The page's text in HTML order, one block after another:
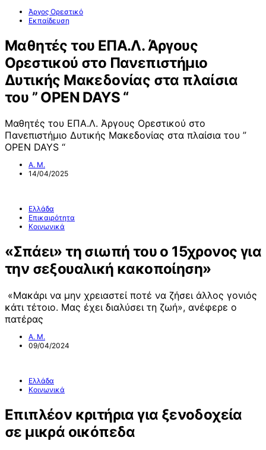
Άργος Ορεστικό
Εκπαίδευση
Μαθητές του ΕΠΑ.Λ. Άργους
Ορεστικού στο Πανεπιστήμιο
Δυτικής Μακεδονίας στα πλαίσια
του ” OPEN DAYS “
Μαθητές του ΕΠΑ.Λ. Άργους Ορεστικού στο
Πανεπιστήμιο Δυτικής Μακεδονίας στα πλαίσια του ”
OPEN DAYS “
Α. Μ.
14/04/2025
Ελλάδα
Επικαιρότητα
Κοινωνικά
«Σπάει» τη σιωπή του ο 15χρονος για
την σεξουαλική κακοποίηση»
«Μακάρι να μην χρειαστεί ποτέ να ζήσει άλλος γονιός
κάτι τέτοιο. Μας έχει διαλύσει τη ζωή», ανέφερε ο
πατέρας
Α. Μ.
09/04/2024
Ελλάδα
Κοινωνικά
Επιπλέον κριτήρια για ξενοδοχεία
σε μικρά οικόπεδα